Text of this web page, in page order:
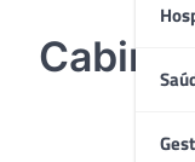
Cabin